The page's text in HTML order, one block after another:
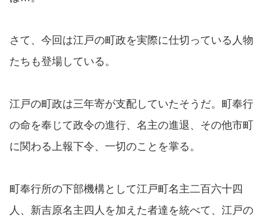
さて、今回は江戸の町政を実際に仕切っている人物
たちも登場している。
江戸の町政は三年寄が支配していたそうだ。町奉行
の命を奉じて政令の進行、名主の進退、その他市町
に関わる上報下令、一切のことを掌る。
町奉行所の下部機構として江戸町名主二百六十四
人、新吉原名主四人を加えた者達を統べて、江戸の